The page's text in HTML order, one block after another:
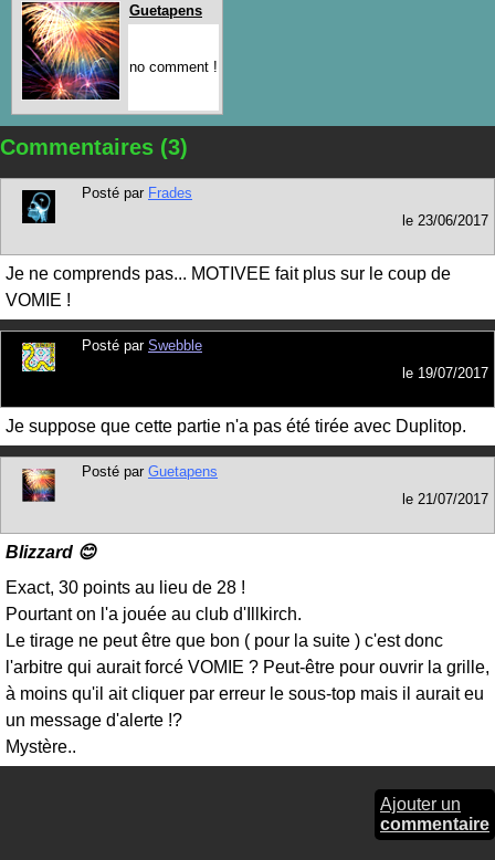
Guetapens
no comment !
Commentaires (3)
Posté par Frades
le 23/06/2017
Je ne comprends pas... MOTIVEE fait plus sur le coup de
VOMIE !
Posté par Swebble
le 19/07/2017
Je suppose que cette partie n'a pas été tirée avec Duplitop.
Posté par Guetapens
le 21/07/2017
Blizzard 😊
Exact, 30 points au lieu de 28 !
Pourtant on l'a jouée au club d'Illkirch.
Le tirage ne peut être que bon ( pour la suite ) c'est donc
l'arbitre qui aurait forcé VOMIE ? Peut-être pour ouvrir la grille,
à moins qu'il ait cliquer par erreur le sous-top mais il aurait eu
un message d'alerte !?
Mystère..
Ajouter un
commentaire